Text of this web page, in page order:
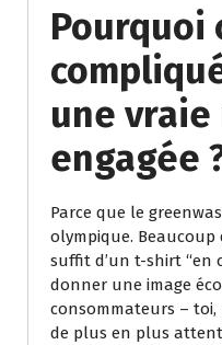
Pourquoi
une vraie
engagée
Parce que le
olympique. Beaucoup
suffit d’un t-shirt “en
donner une image
consommateurs –
de plus en plus